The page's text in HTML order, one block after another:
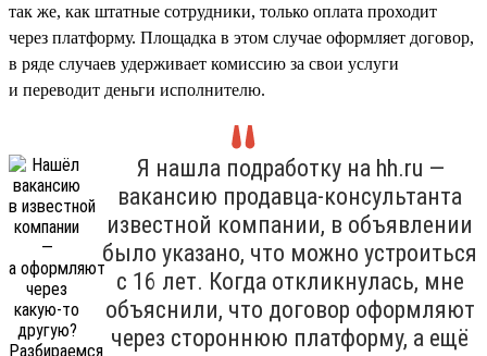
так же, как штатные сотрудники, только оплата проходит
через платформу. Площадка в этом случае оформляет договор,
в ряде случаев удерживает комиссию за свои услуги
и переводит деньги исполнителю.
Я нашла подработку на hh.ru —
вакансию продавца-консультанта
известной компании, в объявлении
было указано, что можно устроиться
с 16 лет. Когда откликнулась, мне
объяснили, что договор оформляют
через стороннюю платформу, а ещё